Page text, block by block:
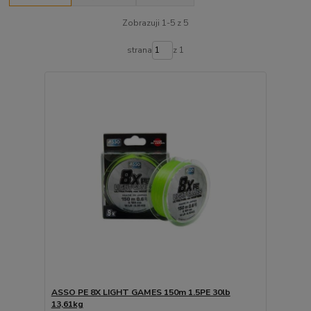
Zobrazuji 1-5 z 5
strana z 1
ASSO PE 8X LIGHT GAMES 150m 1.5PE 30lb
13,61kg